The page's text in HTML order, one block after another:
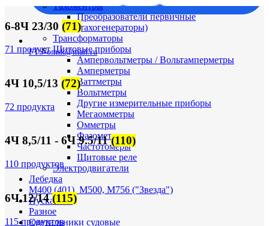
FTS-omsk@mail.ru
Тахоментры
Преобразователи первичные
(тахогенераторы)
Трансформаторы
Щитовые приборы
Ампервольтметры / Вольтамперметры
Амперметры
Ваттметры
Вольтметры
Другие измерительные приборы
Мегаомметры
Омметры
Фазометры
Частотомеры
Щитовые реле
Электродвигатели
Лебедка
М400 (401), М500, М756 ("Звезда")
Пускатели
Разное
Светильники судовые
6-8Ч 23/30 (71)
71 продукт
4Ч 10,5/13 (72)
72 продукта
4Ч 8,5/11 - 6Ч 9.5/11(110)
110 продуктов
6Ч 12/14(115)
115 продуктов